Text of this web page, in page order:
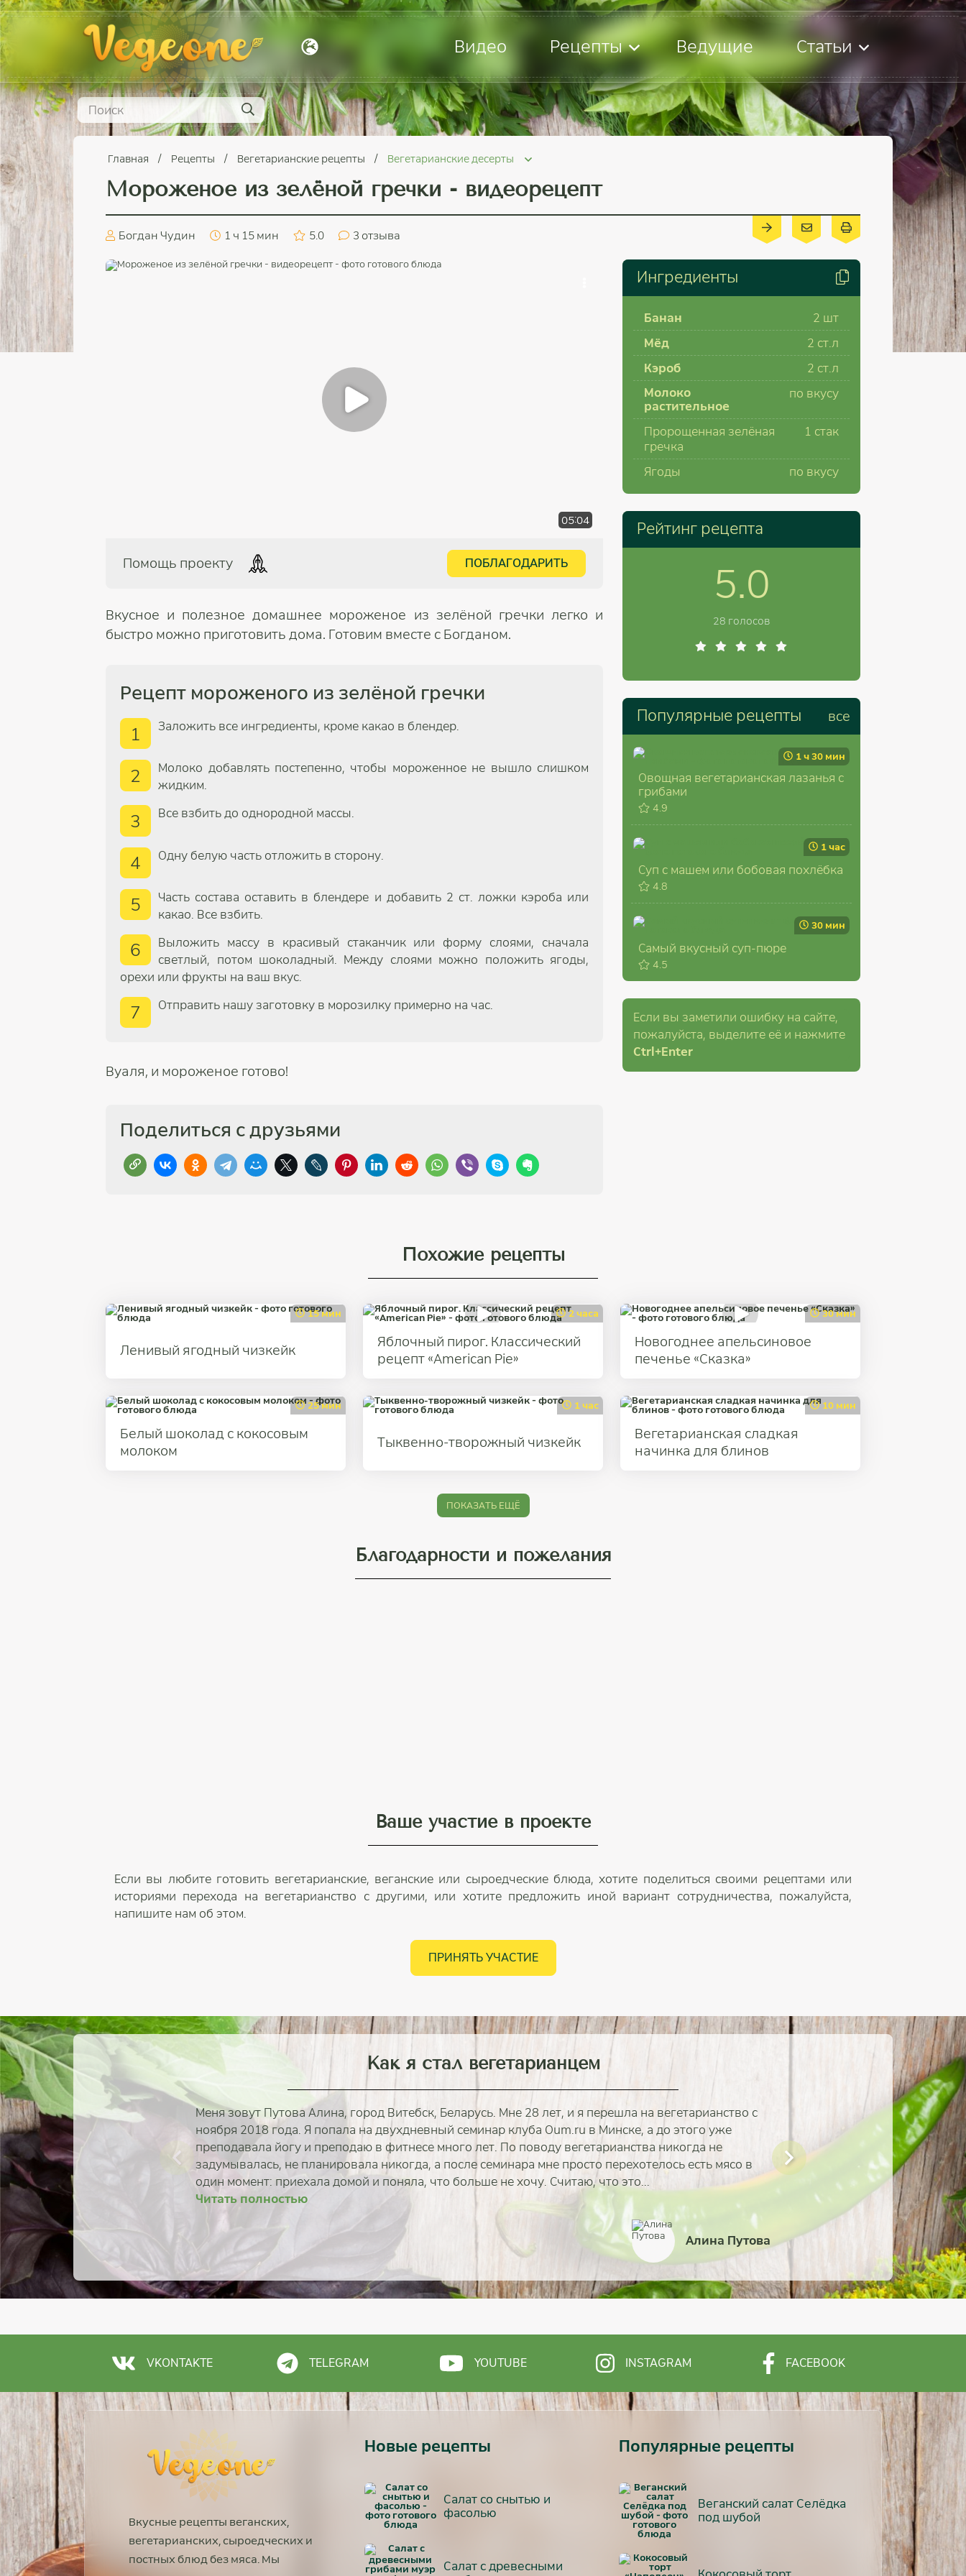
Видео Рецепты Ведущие Статьи
Главная Рецепты Вегетарианские рецепты Вегетарианские десерты
Мороженое из зелёной гречки - видеорецепт
Богдан Чудин 1 ч 15 мин 5.0 3 отзыва
05:04
Помощь проекту ПОБЛАГОДАРИТЬ
Вкусное и полезное домашнее мороженое из зелёной гречки легко и
быстро можно приготовить дома. Готовим вместе с Богданом.
Рецепт мороженого из зелёной гречки
1 Заложить все ингредиенты, кроме какао в блендер.
2
Молоко добавлять постепенно, чтобы мороженное не вышло слишком
жидким.
3 Все взбить до однородной массы.
4 Одну белую часть отложить в сторону.
5
Часть состава оставить в блендере и добавить 2 ст. ложки кэроба или
какао. Все взбить.
6
Выложить массу в красивый стаканчик или форму слоями, сначала
светлый, потом шоколадный. Между слоями можно положить ягоды,
орехи или фрукты на ваш вкус.
7 Отправить нашу заготовку в морозилку примерно на час.
Вуаля, и мороженое готово!
Поделиться с друзьями
Ингредиенты
Банан 2 шт
Мёд
2 ст.л
Кэроб
2 ст.л
Молоко
растительное
по вкусу
Пророщенная зелёная
гречка
1 стак
Ягоды по вкусу
Рейтинг рецепта
5.0
28 голосов
Популярные рецепты все
1 ч 30 мин
Овощная вегетарианская лазанья с
грибами
4.9
1 час
Суп с машем или бобовая похлёбка
4.8
30 мин
Самый вкусный суп-пюре
4.5
Если вы заметили ошибку на сайте,
пожалуйста, выделите её и нажмите
Ctrl +Enter
Похожие рецепты
15 мин
Ленивый ягодный чизкейк
2 часа
Яблочный пирог. Классический
рецепт «American Pie»
30 мин
Новогоднее апельсиновое
печенье «Сказка»
25 мин
Белый шоколад с кокосовым
молоком
1 час
Тыквенно-творожный чизкейк
10 мин
Вегетарианская сладкая
начинка для блинов
ПОКАЗАТЬ ЕЩЁ
Благодарности и пожелания
Ваше участие в проекте
Если вы любите готовить вегетарианские, веганские или сыроедческие блюда, хотите поделиться своими рецептами или
историями перехода на вегетарианство с другими, или хотите предложить иной вариант сотрудничества, пожалуйста,
напишите нам об этом.
ПРИНЯТЬ УЧАСТИЕ
Как я стал вегетарианцем
Меня зовут Путова Алина, город Витебск, Беларусь. Мне 28 лет, и я перешла на вегетарианство с
ноября 2018 года. Я попала на двухдневный семинар клуба Oum.ru в Минске, а до этого уже
преподавала йогу и преподаю в фитнесе много лет. По поводу вегетарианства никогда не
задумывалась, не планировала никогда, а после семинара мне просто перехотелось есть мясо в
один момент: приехала домой и поняла, что больше не хочу. Считаю, что это...
Читать полностью
Алина Путова
Читать полностью
Айя Жалбагаева
Читать полностью
Зоя Кабирова
Читать полностью
Софья Кутная
Читать полностью
Олег Васильев
Читать полностью
Александр Иванов
Читать полностью
Наталья Сапунова
Читать полностью
Алина Тимонина
VKONTAKTE TELEGRAM YOUTUBE INSTAGRAM FACEBOOK
Вкусные рецепты веганских,
вегетарианских, сыроедческих и
постных блюд без мяса. Мы
Новые рецепты
Салат со снытью и
фасолью
Салат с древесными
Популярные рецепты
Веганский салат Селёдка
под шубой